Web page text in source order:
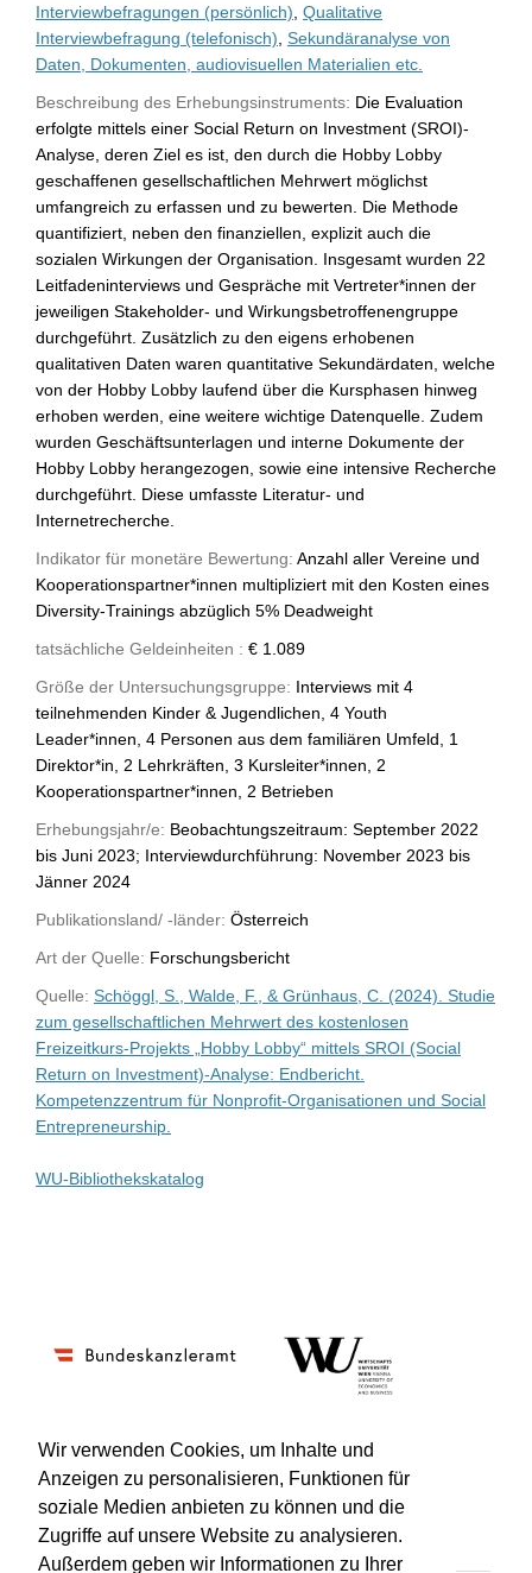
Wir verwenden Cookies, um Inhalte und
Anzeigen zu personalisieren, Funktionen für
soziale Medien anbieten zu können und die
Zugriffe auf unsere Website zu analysieren.
Außerdem geben wir Informationen zu Ihrer
Interviewbefragungen (persönlich) Qualitative
Interviewbefragung (telefonisch) Sekundäranalyse von
Daten, Dokumenten, audiovisuellen Materialien etc.
Beschreibung des Erhebungsinstruments: Die Evaluation
erfolgte mittels einer Social Return on Investment (SROI)-
Analyse, deren Ziel es ist, den durch die Hobby Lobby
geschaffenen gesellschaftlichen Mehrwert möglichst
umfangreich zu erfassen und zu bewerten. Die Methode
quantifiziert, neben den finanziellen, explizit auch die
sozialen Wirkungen der Organisation. Insgesamt wurden 22
Leitfadeninterviews und Gespräche mit Vertreter*innen der
jeweiligen Stakeholder- und Wirkungsbetroffenengruppe
durchgeführt. Zusätzlich zu den eigens erhobenen
qualitativen Daten waren quantitative Sekundärdaten, welche
von der Hobby Lobby laufend über die Kursphasen hinweg
erhoben werden, eine weitere wichtige Datenquelle. Zudem
wurden Geschäftsunterlagen und interne Dokumente der
Hobby Lobby herangezogen, sowie eine intensive Recherche
durchgeführt. Diese umfasste Literatur- und
Internetrecherche.
Indikator für monetäre Bewertung: Anzahl aller Vereine und
Kooperationspartner*innen multipliziert mit den Kosten eines
Diversity-Trainings abzüglich 5% Deadweight
tatsächliche Geldeinheiten : € 1.089
Größe der Untersuchungsgruppe: Interviews mit 4
teilnehmenden Kinder & Jugendlichen, 4 Youth
Leader*innen, 4 Personen aus dem familiären Umfeld, 1
Direktor*in, 2 Lehrkräften, 3 Kursleiter*innen, 2
Kooperationspartner*innen, 2 Betrieben
Erhebungsjahr/e: Beobachtungszeitraum: September 2022
bis Juni 2023; Interviewdurchführung: November 2023 bis
Jänner 2024
Publikationsland/ -länder: Österreich
Art der Quelle: Forschungsbericht
Quelle: Schöggl, S., Walde, F., & Grünhaus, C. (2024). Studie
zum gesellschaftlichen Mehrwert des kostenlosen
Freizeitkurs-Projekts „Hobby Lobby“ mittels SROI (Social
Return on Investment)-Analyse: Endbericht.
Kompetenzzentrum für Nonprofit-Organisationen und Social
Entrepreneurship.
WU-Bibliothekskatalog
Impressum Kontakt
Datenschutz
Barrierefreiheit